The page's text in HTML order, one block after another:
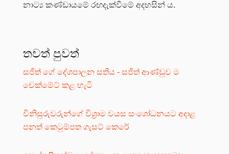
නාට්‍ය කණ්ඩායමේ රඟදැක්වීමේ අදහසින් ය.
තවත් පුවත්
සජිත් ගේ දේශපාලන සතිය - සජිත් ආණ්ඩුව ම
චෙක්මේට් කළ හැටි
විනිසුරුවරුන්ගේ විශ්‍රාම වයස සංශෝධනයට අදාළ
පනත් කෙටුම්පත ගැසට් කෙරේ